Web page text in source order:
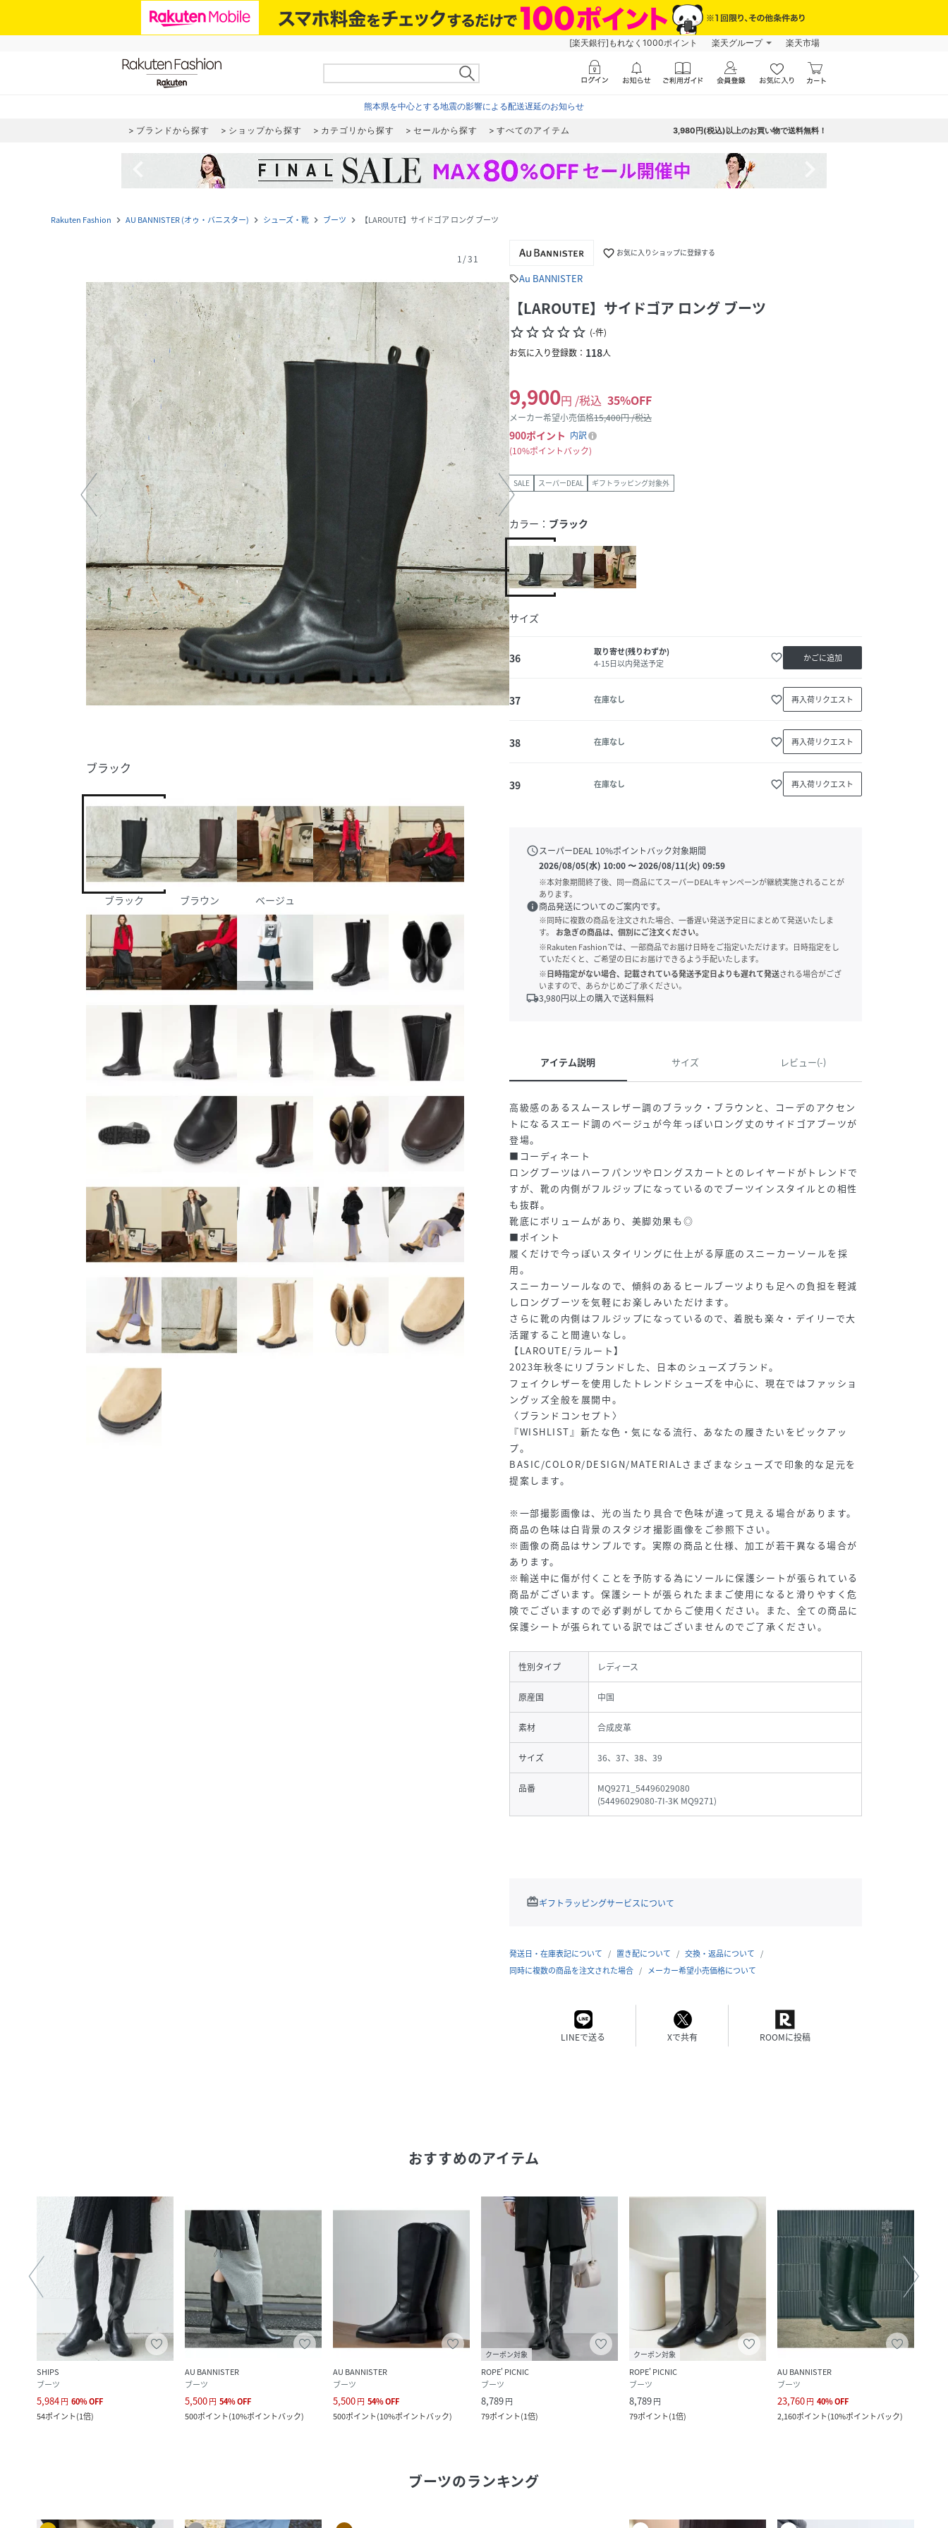
[楽天銀行]もれなく1000ポイント 楽天グループ 楽天市場
熊本県を中心とする地震の影響による配送遅延のお知らせ
ブランドから探す ショップから探す カテゴリから探す セールから探す すべてのアイテム 3,980円(税込)以上のお買い物で送料無料！
Rakuten Fashion navigate_next AU BANNISTER (オゥ・バニスター) navigate_next シューズ・靴 navigate_next ブーツ navigate_next 【LAROUTE】サイドゴア ロング ブーツ
1/31
ブラック
ブラック ブラウン ベージュ
favorite_border お気に入りショップに登録する
sellAu BANNISTER
【LAROUTE】サイドゴア ロング ブーツ
star_borderstar_borderstar_borderstar_borderstar_border (-件)
お気に入り登録数： 118人
9,900円 /税込 35%OFF
メーカー希望小売価格15,400円 /税込
900ポイント 内訳
10%ポイントバック
SALE スーパーDEAL ギフトラッピング対象外
カラー： ブラック
サイズ
36
取り寄せ(残りわずか)
4-15日以内発送予定
favorite_border かごに追加
37 在庫なし favorite_border 再入荷リクエスト
38 在庫なし favorite_border 再入荷リクエスト
39 在庫なし favorite_border 再入荷リクエスト
scheduleスーパーDEAL 10%ポイントバック対象期間
2026/08/05(水) 10:00〜2026/08/11(火) 09:59
※本対象期間終了後、同一商品にてスーパーDEALキャンペーンが継続実施されることが
あります。
info商品発送についてのご案内です。
※同時に複数の商品を注文された場合、一番遅い発送予定日にまとめて発送いたしま
す。
お急ぎの商品は、個別にご注文ください。
※Rakuten Fashionでは、一部商品でお届け日時をご指定いただけます。日時指定をし
ていただくと、ご希望の日にお届けできるよう手配いたします。
※日時指定がない場合、記載されている発送予定日よりも遅れて発送される場合がござ
いますので、あらかじめご了承ください。
local_shipping3,980円以上の購入で送料無料
アイテム説明 サイズ レビュー(-)
高級感のあるスムースレザー調のブラック・ブラウンと、コーデのアクセン
トになるスエード調のベージュが今年っぽいロング丈のサイドゴアブーツが
登場。
■コーディネート
ロングブーツはハーフパンツやロングスカートとのレイヤードがトレンドで
すが、靴の内側がフルジップになっているのでブーツインスタイルとの相性
も抜群。
靴底にボリュームがあり、美脚効果も◎
■ポイント
履くだけで今っぽいスタイリングに仕上がる厚底のスニーカーソールを採
用。
スニーカーソールなので、傾斜のあるヒールブーツよりも足への負担を軽減
しロングブーツを気軽にお楽しみいただけます。
さらに靴の内側はフルジップになっているので、着脱も楽々・デイリーで大
活躍すること間違いなし。
【LAROUTE/ラルート】
2023年秋冬にリブランドした、日本のシューズブランド。
フェイクレザーを使用したトレンドシューズを中心に、現在ではファッショ
ングッズ全般を展開中。
〈ブランドコンセプト〉
『WISHLIST』新たな色・気になる流行、あなたの履きたいをピックアッ
プ。
BASIC/COLOR/DESIGN/MATERIALさまざまなシューズで印象的な足元を
提案します。
※一部撮影画像は、光の当たり具合で色味が違って見える場合があります。
商品の色味は白背景のスタジオ撮影画像をご参照下さい。
※画像の商品はサンプルです。実際の商品と仕様、加工が若干異なる場合が
あります。
※輸送中に傷が付くことを予防する為にソールに保護シートが張られている
商品がございます。保護シートが張られたままご使用になると滑りやすく危
険でございますので必ず剥がしてからご使用ください。また、全ての商品に
保護シートが張られている訳ではございませんのでご了承ください。
性別タイプ レディース
原産国 中国
素材 合成皮革
サイズ 36、37、38、39
品番
MQ9271_54496029080
(54496029080-7I-3K MQ9271)
redeemギフトラッピングサービスについて
発送日・在庫表記について 置き配について
交換・返品について
同時に複数の商品を注文された場合
メーカー希望小売価格について
LINEで送る Xで共有 ROOMに投稿
おすすめのアイテム
SHIPS
ブーツ
5,984円 60%OFF
54ポイント(1倍)
AU BANNISTER
ブーツ
5,500円 54%OFF
500ポイント(10%ポイントバック)
AU BANNISTER
ブーツ
5,500円 54%OFF
500ポイント(10%ポイントバック)
クーポン対象
ROPE' PICNIC
ブーツ
8,789円
79ポイント(1倍)
クーポン対象
ROPE' PICNIC
ブーツ
8,789円
79ポイント(1倍)
AU BANNISTER
ブーツ
23,760円 40%OFF
2,160ポイント(10%ポイントバック)
ブーツのランキング